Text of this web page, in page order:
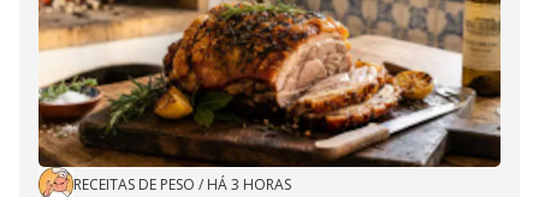
RECEITAS DE PESO / HÁ 3 HORAS